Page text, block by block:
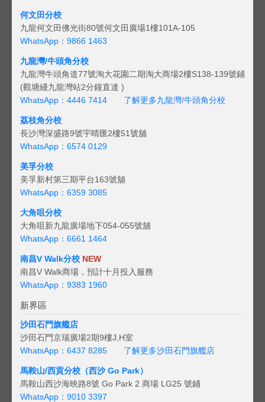
何文田分校
九龍何文田佛光街80號何文田廣場1樓101A-105
WhatsApp：9866 1463
九龍灣/牛頭角分校
九龍灣牛頭角道77號淘大花園二期淘大商場2樓S138-139號鋪
(觀塘綫九龍灣站2分鐘直達 )
WhatsApp：4446 7414
了解更多九龍灣/牛頭角分校
荔枝角分校
長沙灣深盛路9號宇晴匯2樓51號舖
WhatsApp：6574 0129
美孚分校
美孚新村第三期平台163號舖
WhatsApp：6359 3085
大角咀分校
大角咀新九龍廣場地下054-055號舖
WhatsApp：6661 1464
南昌V Walk分校 NEW
南昌V Walk商場，預計十月投入服務
WhatsApp：9383 1960
新界區
沙田石門旗艦店
沙田石門京瑞廣場2期9樓J,H室
WhatsApp：6437 8285
了解更多沙田石門旗艦店
馬鞍山/西貢分校（西沙 Go Park）
馬鞍山西沙海映路8號 Go Park 2 商場 LG25 號鋪
WhatsApp：9010 3397